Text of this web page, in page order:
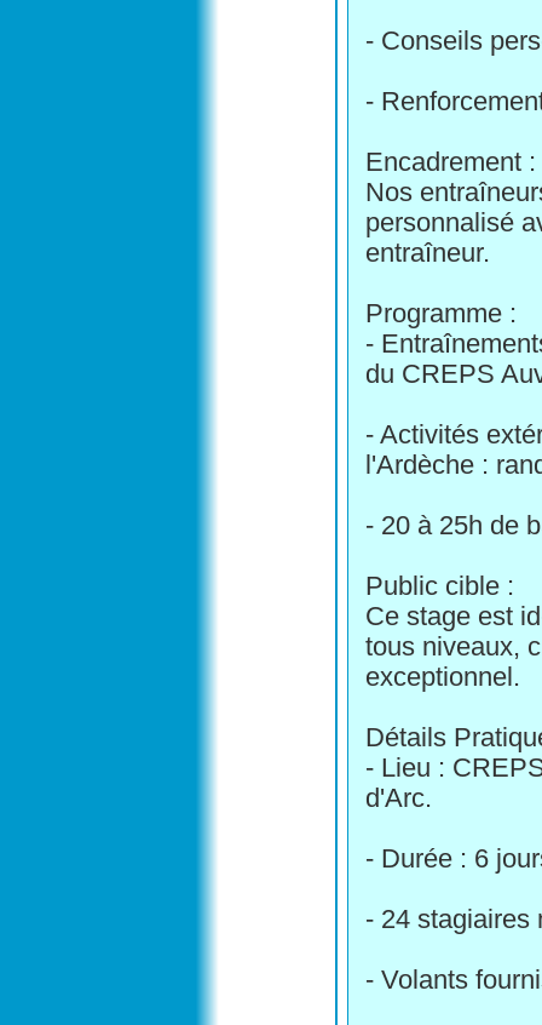
- Conseils
-
Encadrement :
Nos
personnalisé
entraîneur.
Programme :
-
du CREPS
- Activités
l'Ardèche :
- 20 à 25h de
Public cible :
Ce stage est
tous niveaux,
exceptionnel.
Détails
- Lieu :
d'Arc.
- Durée : 6
- 24 stagiaires
- Volants